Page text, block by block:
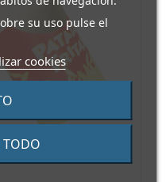
su uso pulse el
cookies
TODO